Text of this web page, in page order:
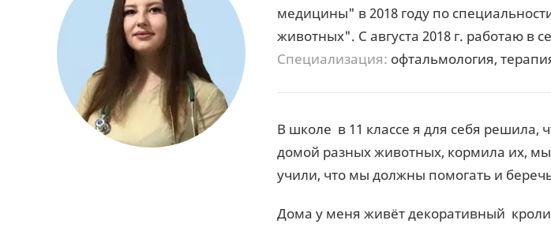
медицины" в 2018 году по
животных". С августа 2018 г. работаю в
Специализация: офтальмология,
В школе в 11 классе я для себя решила,
домой разных животных, кормила их,
учили, что мы должны помогать и
Дома у меня живёт декоративный